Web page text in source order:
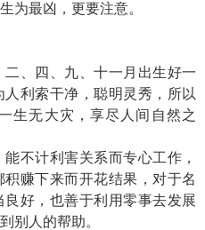
为最凶，更要注意。
、四、九、十一月出生好一
利索干净，聪明灵秀，所以
生无大灾，享尽人间自然之
不计利害关系而专心工作，
赚下来而开花结果，对于名
好，也善于利用零事去发展
别人的帮助。